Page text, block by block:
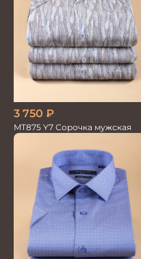
3 750 ₽
MT875 Y7 Сорочка мужская